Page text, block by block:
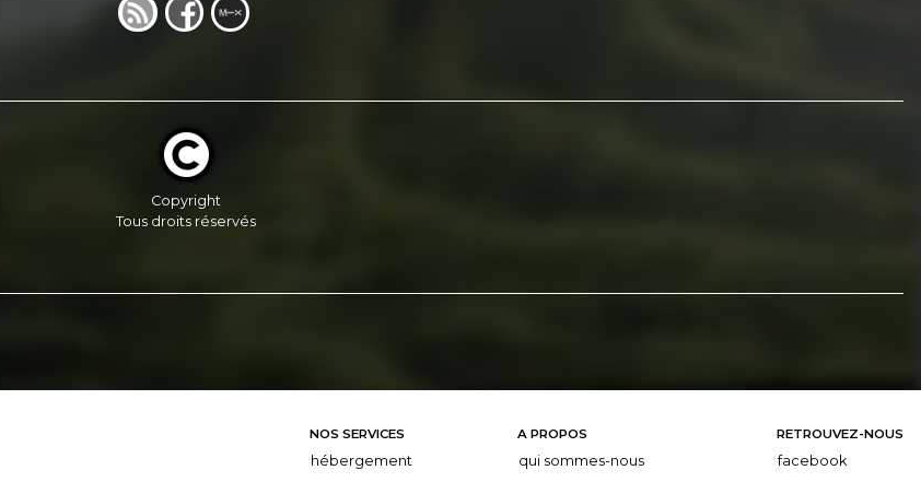
Copyright
Tous droits réservés
NOS SERVICES
hébergement
A PROPOS
qui sommes-nous
RETROUVEZ-NOUS
facebook